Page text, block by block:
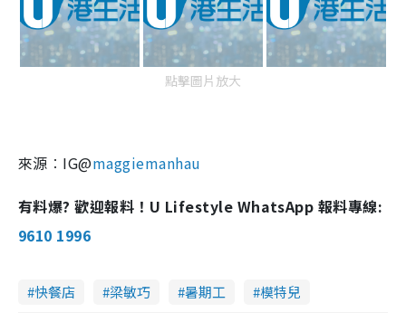
點擊圖片放大
來源︰IG@maggiemanhau
有料爆? 歡迎報料！U Lifestyle WhatsApp 報料專線:
9610 1996
快餐店 梁敏巧 暑期工 模特兒